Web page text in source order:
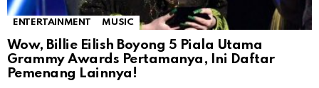
ENTERTAINMENT MUSIC
Wow, Billie Eilish Boyong 5 Piala Utama
Grammy Awards Pertamanya, Ini Daftar
Pemenang Lainnya!